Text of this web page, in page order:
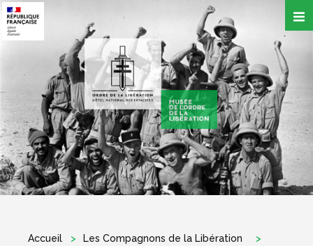
contenu
principal
Accueil
Les Compagnons de la Libération